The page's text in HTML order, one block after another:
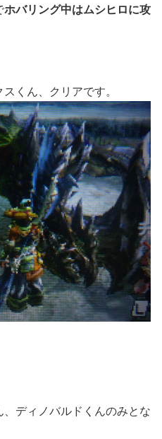
ホバリング中はムシヒロに攻
くん、クリアです。
ディノバルドくんのみとな